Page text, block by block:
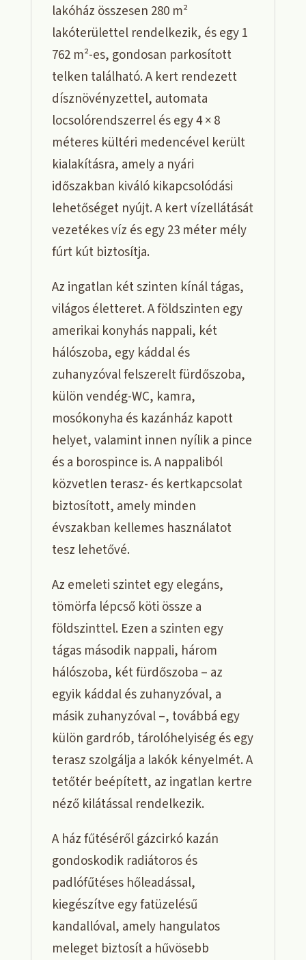
lakóház összesen 280 m²
lakóterülettel rendelkezik, és egy 1
762 m²-es, gondosan parkosított
telken található. A kert rendezett
dísznövényzettel, automata
locsolórendszerrel és egy 4 × 8
méteres kültéri medencével került
kialakításra, amely a nyári
időszakban kiváló kikapcsolódási
lehetőséget nyújt. A kert vízellátását
vezetékes víz és egy 23 méter mély
fúrt kút biztosítja.
Az ingatlan két szinten kínál tágas,
világos életteret. A földszinten egy
amerikai konyhás nappali, két
hálószoba, egy káddal és
zuhanyzóval felszerelt fürdőszoba,
külön vendég-WC, kamra,
mosókonyha és kazánház kapott
helyet, valamint innen nyílik a pince
és a borospince is. A nappaliból
közvetlen terasz- és kertkapcsolat
biztosított, amely minden
évszakban kellemes használatot
tesz lehetővé.
Az emeleti szintet egy elegáns,
tömörfa lépcső köti össze a
földszinttel. Ezen a szinten egy
tágas második nappali, három
hálószoba, két fürdőszoba – az
egyik káddal és zuhanyzóval, a
másik zuhanyzóval –, továbbá egy
külön gardrób, tárolóhelyiség és egy
terasz szolgálja a lakók kényelmét. A
tetőtér beépített, az ingatlan kertre
néző kilátással rendelkezik.
A ház fűtéséről gázcirkó kazán
gondoskodik radiátoros és
padlófűtéses hőleadással,
kiegészítve egy fatüzelésű
kandallóval, amely hangulatos
meleget biztosít a hűvösebb